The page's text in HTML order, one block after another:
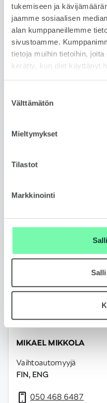
tukemiseen ja
jaamme sosiaalisen
alan kumppaneillemme
sivustoamme.
tietoja muihin tietoihin,
kerätty, kun olet käyttänyt
valinta
Välttämätön
Mieltymykset
Tilastot
Markkinointi
Käytetyn auton leasing
laadukkaalla autolla
riskejä tai sitoutumista
1-3 vuotta ja
tkm/ vuosi. Leasing
autoilla – maksat vain
Rahoituslaskuri
Ota yhteyttä
Jätä
MIKAEL MIKKOLA
Vaihtoautomyyjä
FIN, ENG
050 468 6487